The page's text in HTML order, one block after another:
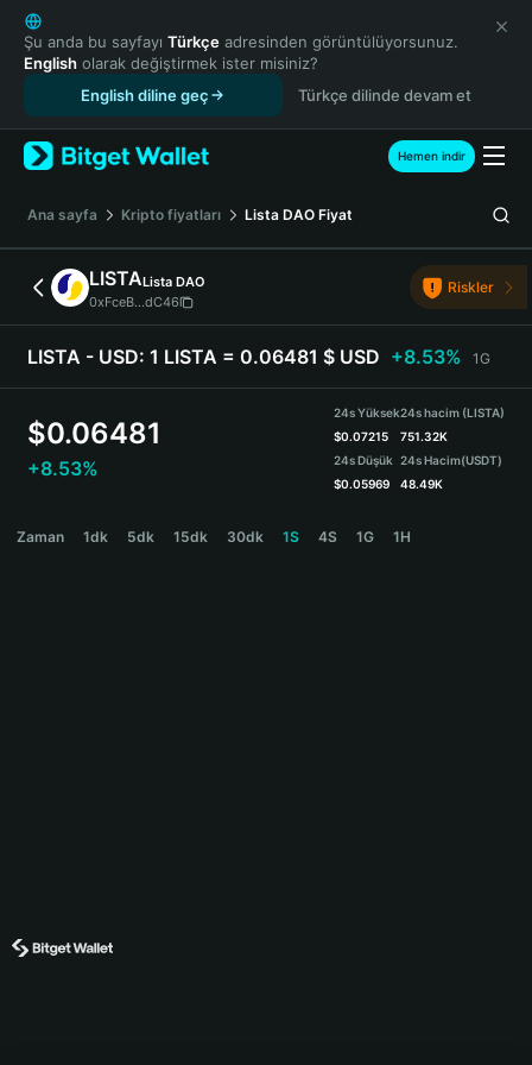
English
日本語
Tiếng Việt
Español (Latinoamérica)
Türkçe
Français
Deutsch
简体中文
繁體中文
Português (Portugal)
Bahasa Indonesia
ภาษาไทย
Español
Español (Argentina)
Şu anda bu sayfayı Türkçe adresinden görüntülüyorsunuz.
English olarak değiştirmek ister misiniz?
English diline geç
Türkçe dilinde devam et
Hemen indir
Ana sayfa Kripto fiyatları Lista DAO Fiyat
LISTALista DAO
0xFceB...dC46
Riskler
LISTA - USD: 1 LISTA = 0.06481 $ USD +8.53% 1G
$0.06481
+8.53%
24s Yüksek
$0.07215
24s Düşük
$0.05969
24s hacim (LISTA)
751.32K
24s Hacim(USDT)
48.49K
Zaman 1dk 5dk 15dk 30dk 1S 4S 1G 1H